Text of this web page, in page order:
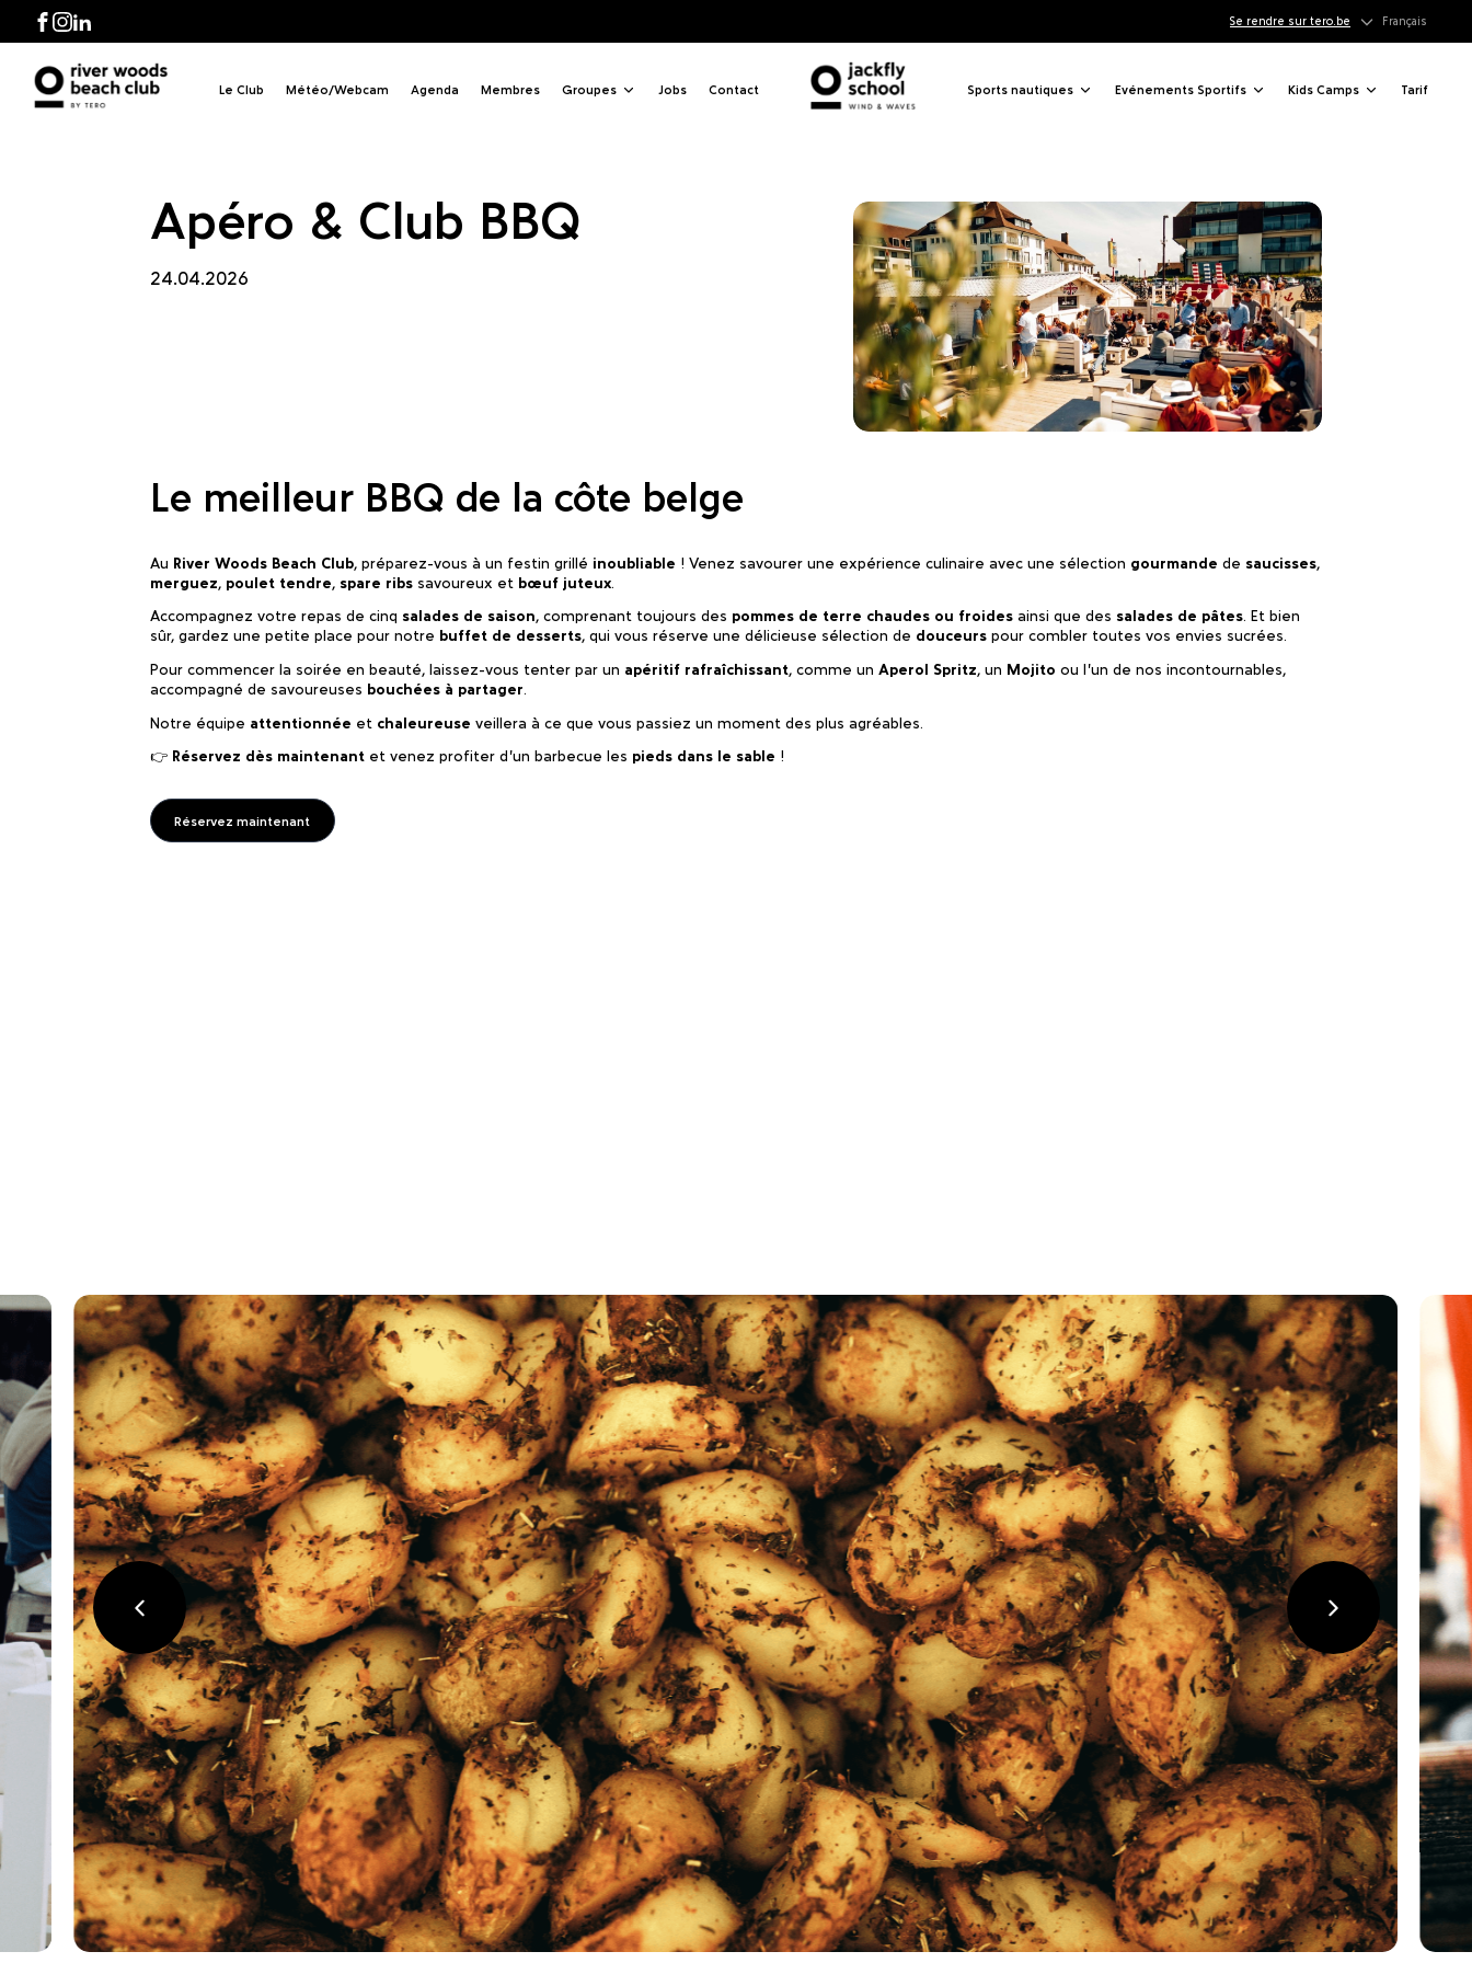
Facebook
Instagram
LinkedIn
Se rendre sur tero.be Français
Le Club Météo/Webcam Agenda Membres Groupes Jobs Contact Sports nautiques Evénements Sportifs Kids Camps Tarif
BBQ
Apéro & Club BBQ
24.04.2026
Le meilleur BBQ de la côte belge
Au River Woods Beach Club, préparez-vous à un festin grillé inoubliable ! Venez savourer une expérience culinaire avec une sélection gourmande de saucisses,
merguez, poulet tendre, spare ribs savoureux et bœuf juteux.
Accompagnez votre repas de cinq salades de saison, comprenant toujours des pommes de terre chaudes ou froides ainsi que des salades de pâtes. Et bien
sûr, gardez une petite place pour notre buffet de desserts, qui vous réserve une délicieuse sélection de douceurs pour combler toutes vos envies sucrées.
Pour commencer la soirée en beauté, laissez-vous tenter par un apéritif rafraîchissant, comme un Aperol Spritz, un Mojito ou l’un de nos incontournables,
accompagné de savoureuses bouchées à partager.
Notre équipe attentionnée et chaleureuse veillera à ce que vous passiez un moment des plus agréables.
👉 Réservez dès maintenant et venez profiter d’un barbecue les pieds dans le sable !
Réservez maintenant
précédent suivant